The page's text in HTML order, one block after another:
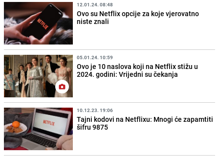
12.01.24. 08:48
Ovo su Netflix opcije za koje vjerovatno
niste znali
05.01.24. 10:59
Ovo je 10 naslova koji na Netflix stižu u
2024. godini: Vrijedni su čekanja
10.12.23. 19:06
Tajni kodovi na Netflixu: Mnogi će zapamtiti
šifru 9875